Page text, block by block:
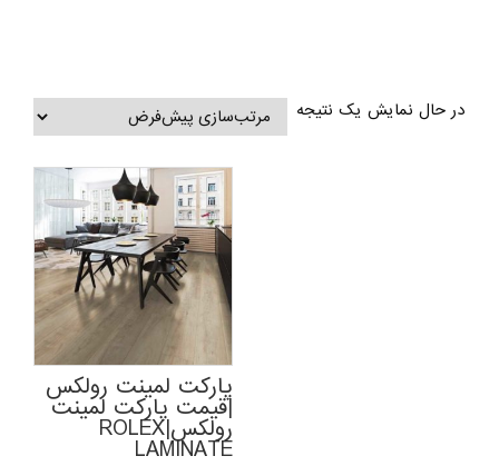
در حال نمایش یک نتیجه
پارکت لمینت رولکس
|قیمت پارکت لمینت
رولکس|ROLEX
LAMINATE